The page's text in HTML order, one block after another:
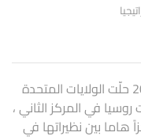
ضمن تصنيف جيوش العالم للعام 2017 حلّت الولايات المتحدة
روسيا في المركز الثاني ،
هاما بين نظيراتها في